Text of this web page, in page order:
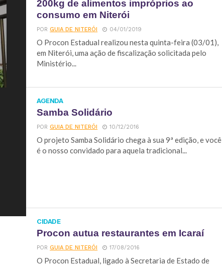
200kg de alimentos impróprios ao
consumo em Niterói
PORGUIA DE NITERÓI 04/01/2019
O Procon Estadual realizou nesta quinta-feira (03/01),
em Niterói, uma ação de fiscalização solicitada pelo
Ministério...
AGENDA
Samba Solidário
PORGUIA DE NITERÓI 10/12/2016
O projeto Samba Solidário chega à sua 9ª edição, e você
é o nosso convidado para aquela tradicional...
CIDADE
Procon autua restaurantes em Icaraí
PORGUIA DE NITERÓI 17/08/2016
O Procon Estadual, ligado à Secretaria de Estado de